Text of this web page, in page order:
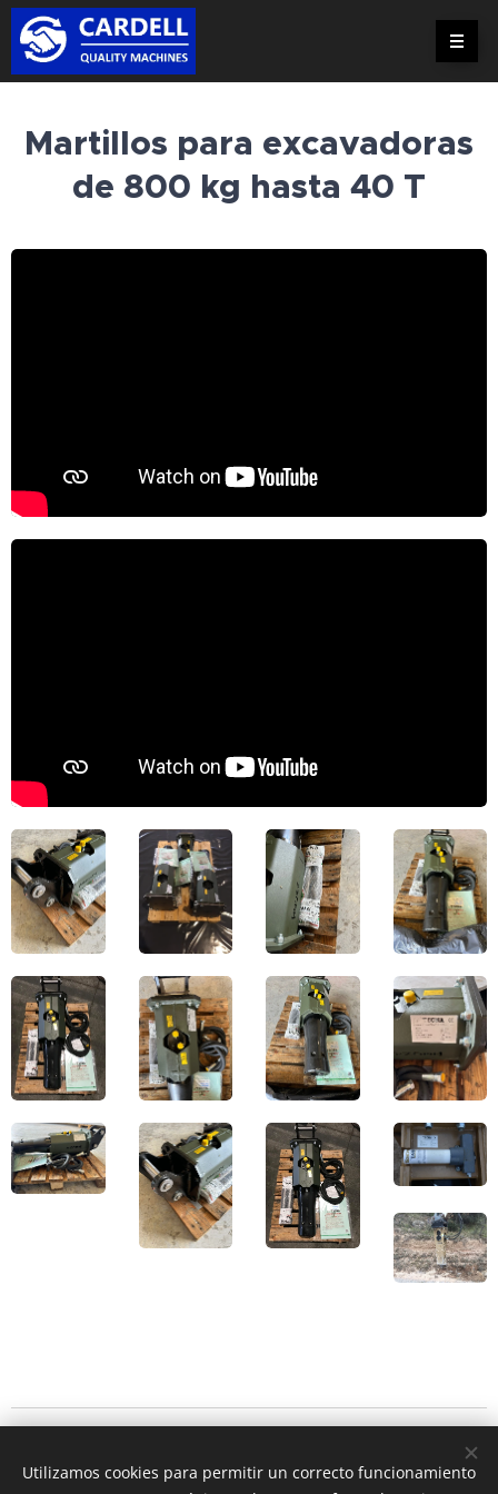
Martillos para excavadoras
de 800 kg hasta 40 T
L'entretien automobile
Utilizamos cookies para permitir un correcto funcionamiento